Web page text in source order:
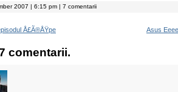
2007 | 6:15 pm | 7 comentarii
Å£Ã®ÅŸpe Asus
comentarii.